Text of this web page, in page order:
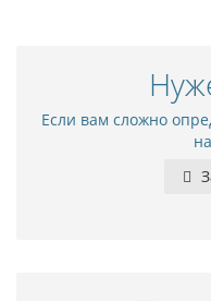
Если вам сложно